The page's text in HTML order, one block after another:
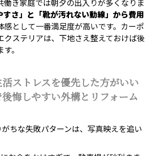
働き家庭では朝夕の出入りが多くなりま
すさ」と「靴が汚れない動線」から費用
感として一番満足度が高いです。カーポ
クステリアは、下地さえ整えておけば後
。
ストレスを優先した方がいい
悔しやすい外構とリフォーム
ちな失敗パターンは、写真映えを追い